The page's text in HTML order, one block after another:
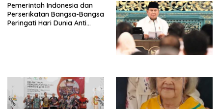
Penjajahan (Pergolakan
Ekonomi Politik Indonesia) &
Simposium Nasional “Urgensi
Undang-Undang
Perekonomian Nasional dan
Kesejahteraan Sosial dalam
Pemerintah Indonesia dan
Perserikatan Bangsa-Bangsa
Peringati Hari Dunia Anti